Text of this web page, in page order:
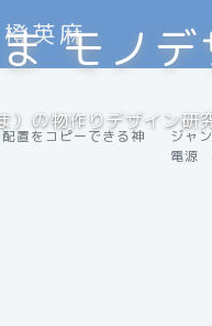
英麻モノデ
）の物作りデザイン研
配置をコピーできる神
アウ
ジャ
電源